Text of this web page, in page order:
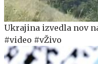
Ukrajina izvedla nov
#video #vŽivo